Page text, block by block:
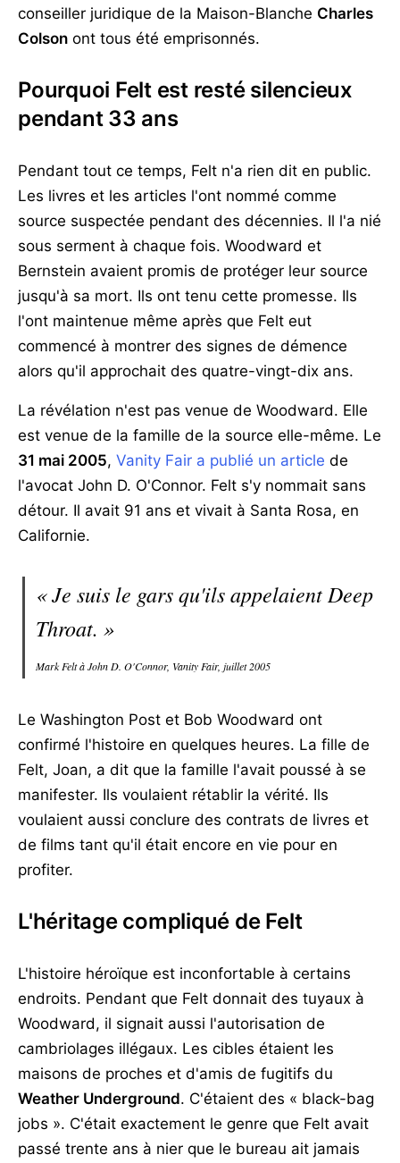
conseiller juridique de la Maison-Blanche Charles
Colson ont tous été emprisonnés.
Pourquoi Felt est resté silencieux
pendant 33 ans
Pendant tout ce temps, Felt n'a rien dit en public.
Les livres et les articles l'ont nommé comme
source suspectée pendant des décennies. Il l'a nié
sous serment à chaque fois. Woodward et
Bernstein avaient promis de protéger leur source
jusqu'à sa mort. Ils ont tenu cette promesse. Ils
l'ont maintenue même après que Felt eut
commencé à montrer des signes de démence
alors qu'il approchait des quatre-vingt-dix ans.
La révélation n'est pas venue de Woodward. Elle
est venue de la famille de la source elle-même. Le
31 mai 2005, Vanity Fair a publié un article de
l'avocat John D. O'Connor. Felt s'y nommait sans
détour. Il avait 91 ans et vivait à Santa Rosa, en
Californie.
« Je suis le gars qu'ils appelaient Deep
Throat. »
Mark Felt à John D. O'Connor, Vanity Fair, juillet 2005
Le Washington Post et Bob Woodward ont
confirmé l'histoire en quelques heures. La fille de
Felt, Joan, a dit que la famille l'avait poussé à se
manifester. Ils voulaient rétablir la vérité. Ils
voulaient aussi conclure des contrats de livres et
de films tant qu'il était encore en vie pour en
profiter.
L'héritage compliqué de Felt
L'histoire héroïque est inconfortable à certains
endroits. Pendant que Felt donnait des tuyaux à
Woodward, il signait aussi l'autorisation de
cambriolages illégaux. Les cibles étaient les
maisons de proches et d'amis de fugitifs du
Weather Underground. C'étaient des « black-bag
jobs ». C'était exactement le genre que Felt avait
passé trente ans à nier que le bureau ait jamais